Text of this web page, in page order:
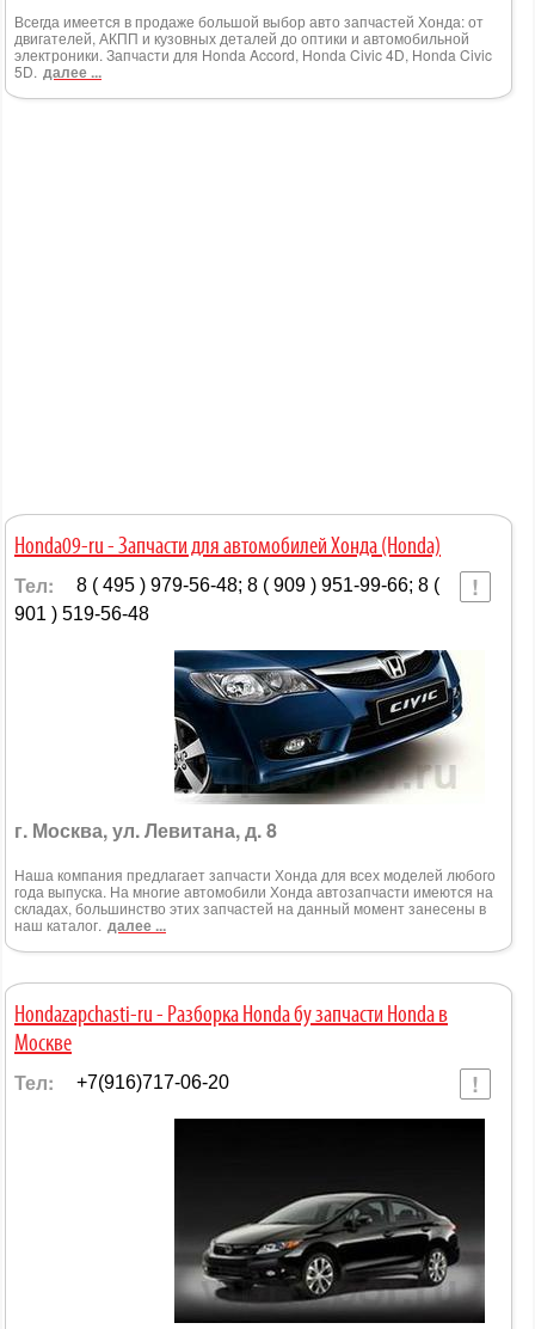
Всегда имеется в продаже большой выбор авто запчастей Хонда: от
двигателей, АКПП и кузовных деталей до оптики и автомобильной
электроники. Запчасти для Honda Accord, Honda Civic 4D, Honda Civic
5D. далее ...
Honda09-ru - Запчасти для автомобилей Хонда (Honda)
Тел:
8 ( 495 ) 979-56-48; 8 ( 909 ) 951-99-66; 8 (
901 ) 519-56-48
г. Москва, ул. Левитана, д. 8
Наша компания предлагает запчасти Хонда для всех моделей любого
года выпуска. На многие автомобили Хонда автозапчасти имеются на
складах, большинство этих запчастей на данный момент занесены в
наш каталог. далее ...
Hondazapchasti-ru - Разборка Honda бу запчасти Honda в
Москве
Тел: +7(916)717-06-20